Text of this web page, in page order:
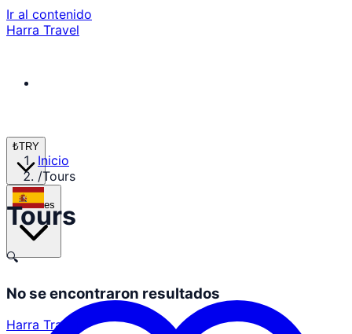
Ir al contenido
Harra Travel
₺TRY
es
Inicio
/Tours
Tours
🔍
No se encontraron resultados
Harra Travel